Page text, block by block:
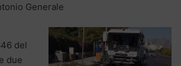
Generale
del
due